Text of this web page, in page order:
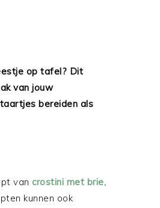
op tafel? Dit
van jouw
bereiden als
van crostini met brie,
kunnen ook